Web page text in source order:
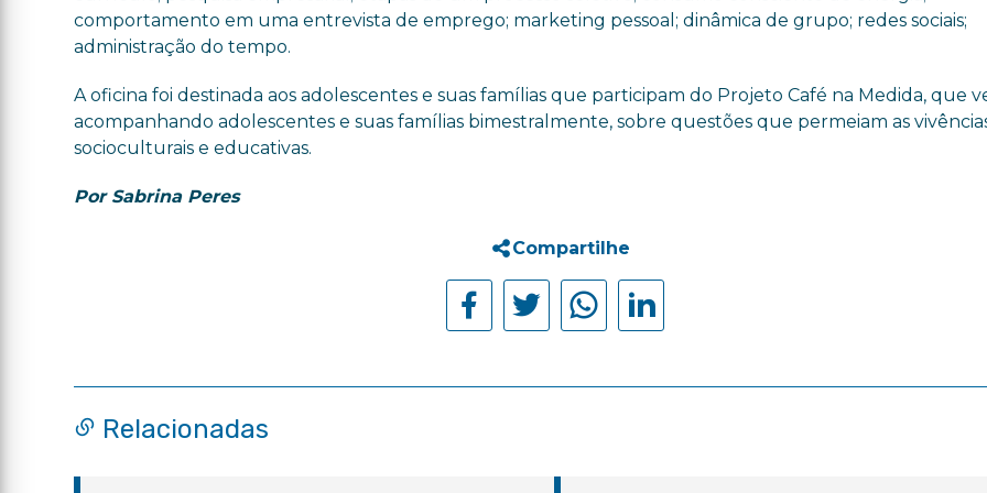
comportamento em uma entrevista de emprego; marketing pessoal; dinâmica de grupo; redes sociais;
administração do tempo.
A oficina foi destinada aos adolescentes e suas famílias que participam do Projeto Café na Medida, que
acompanhando adolescentes e suas famílias bimestralmente, sobre questões que permeiam as
socioculturais e educativas.
Por Sabrina Peres
Compartilhe
Relacionadas